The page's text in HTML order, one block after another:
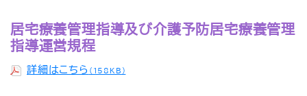
居宅療養管理指導及び介護予防居宅療養管理
指導運営規程
詳細はこちら （158KB）